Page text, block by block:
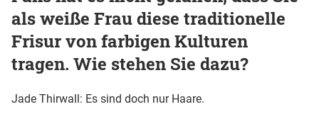
als weiße Frau diese traditionelle
Frisur von farbigen Kulturen
tragen. Wie stehen Sie dazu?
Jade Thirwall: Es sind doch nur Haare.